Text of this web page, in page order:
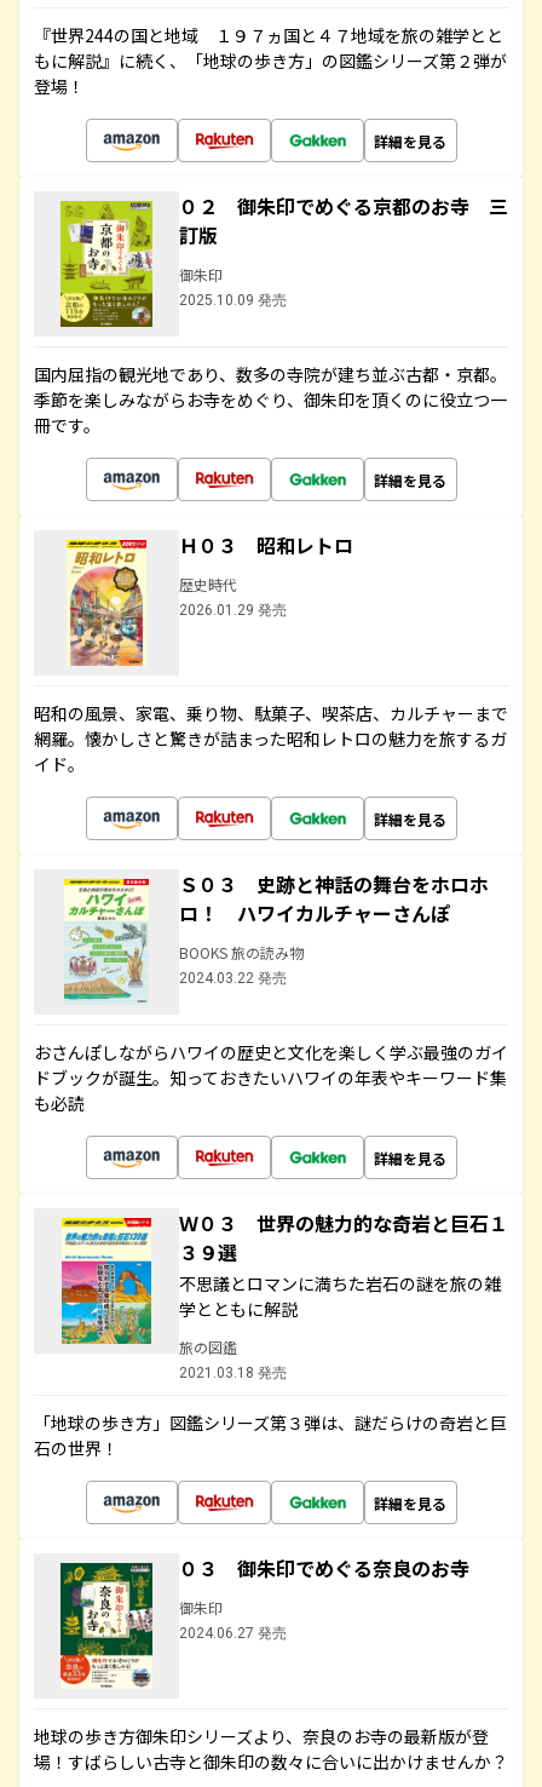
『世界244の国と地域 １９７ヵ国と４７地域を旅の雑学とと
もに解説』に続く、「地球の歩き方」の図鑑シリーズ第２弾が
登場！
詳細を見る
０２ 御朱印でめぐる京都のお寺 三
訂版
御朱印
2025.10.09 発売
国内屈指の観光地であり、数多の寺院が建ち並ぶ古都・京都。
季節を楽しみながらお寺をめぐり、御朱印を頂くのに役立つ一
冊です。
詳細を見る
Ｈ０３ 昭和レトロ
歴史時代
2026.01.29 発売
昭和の風景、家電、乗り物、駄菓子、喫茶店、カルチャーまで
網羅。懐かしさと驚きが詰まった昭和レトロの魅力を旅するガ
イド。
詳細を見る
Ｓ０３ 史跡と神話の舞台をホロホ
ロ！ ハワイカルチャーさんぽ
BOOKS 旅の読み物
2024.03.22 発売
おさんぽしながらハワイの歴史と文化を楽しく学ぶ最強のガイ
ドブックが誕生。知っておきたいハワイの年表やキーワード集
も必読
詳細を見る
Ｗ０３ 世界の魅力的な奇岩と巨石１
３９選
不思議とロマンに満ちた岩石の謎を旅の雑
学とともに解説
旅の図鑑
2021.03.18 発売
「地球の歩き方」図鑑シリーズ第３弾は、謎だらけの奇岩と巨
石の世界！
詳細を見る
０３ 御朱印でめぐる奈良のお寺
御朱印
2024.06.27 発売
地球の歩き方御朱印シリーズより、奈良のお寺の最新版が登
場！すばらしい古寺と御朱印の数々に合いに出かけませんか？